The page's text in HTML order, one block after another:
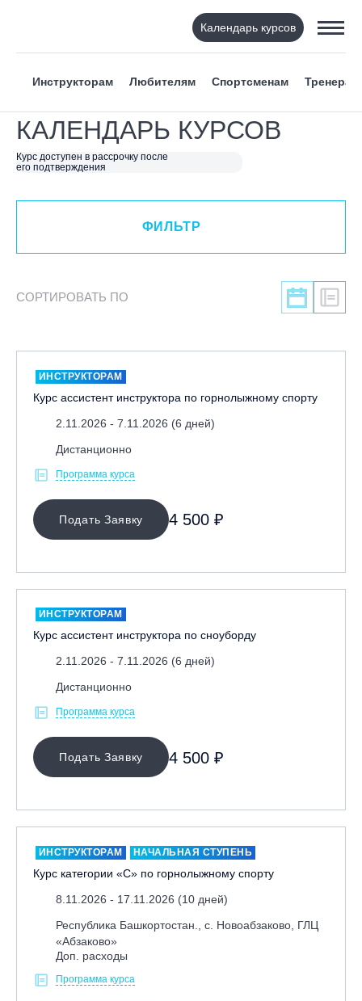
Календарь курсов
Инструкторам Любителям Спортсменам Тренерам
КАЛЕНДАРЬ КУРСОВ
Курс доступен в рассрочку после
его подтверждения
ФИЛЬТР
ВИД СПОРТА
Я ХОЧУ
КАТЕГОРИЯ
ЛЕКТОР
МЕСТО ПРОВЕДЕНИЯ
ФИЛЬТР
СОРТИРОВАТЬ ПО
ИНСТРУКТОРАМ
Курс ассистент инструктора по горнолыжному спорту
2.11.2026 - 7.11.2026 (6 дней)
Дистанционно
Программа курса
Подать Заявку 4 500 ₽
ИНСТРУКТОРАМ
Курс ассистент инструктора по сноуборду
2.11.2026 - 7.11.2026 (6 дней)
Дистанционно
Программа курса
Подать Заявку 4 500 ₽
ИНСТРУКТОРАМ НАЧАЛЬНАЯ СТУПЕНЬ
Курс категории «С» по горнолыжному спорту
8.11.2026 - 17.11.2026 (10 дней)
Республика Башкортостан., с. Новоабзаково, ГЛЦ
«Абзаково»
Доп. расходы
Программа курса